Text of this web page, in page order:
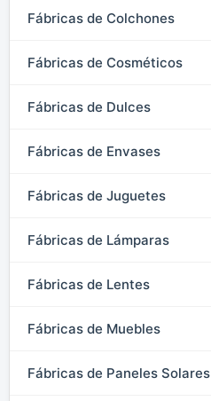
Fábricas de Colchones
Fábricas de Cosméticos
Fábricas de Dulces
Fábricas de Envases
Fábricas de Juguetes
Fábricas de Lámparas
Fábricas de Lentes
Fábricas de Muebles
Fábricas de Paneles Solares